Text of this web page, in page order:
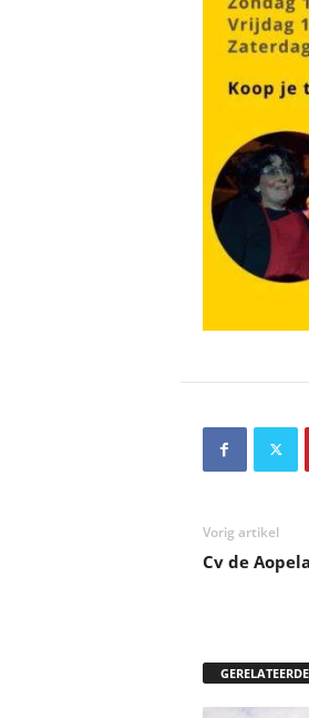
Vorig artikel
Cv de